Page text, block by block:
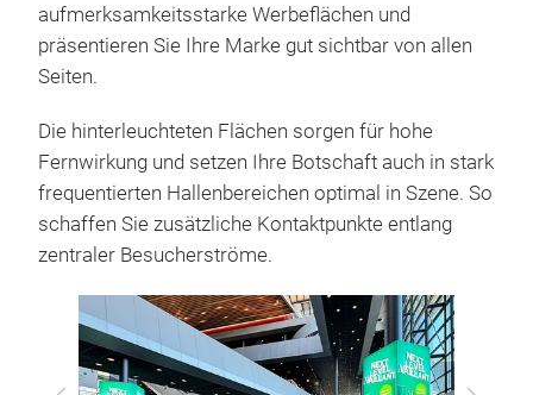
aufmerksamkeitsstarke Werbeflächen und
präsentieren Sie Ihre Marke gut sichtbar von allen
Seiten.
Die hinterleuchteten Flächen sorgen für hohe
Fernwirkung und setzen Ihre Botschaft auch in stark
frequentierten Hallenbereichen optimal in Szene. So
schaffen Sie zusätzliche Kontaktpunkte entlang
zentraler Besucherströme.